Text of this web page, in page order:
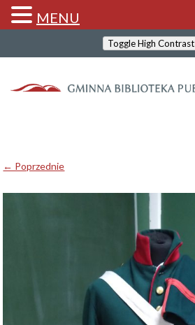
Toggle High Contrast
← Poprzednie
MENU